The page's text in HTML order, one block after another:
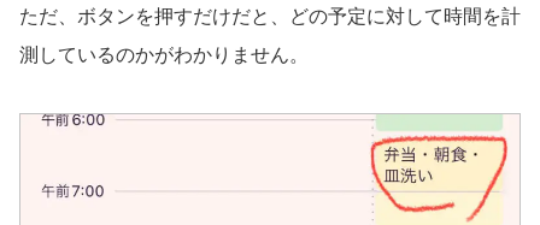
ただ、ボタンを押すだけだと、どの予定に対して時間を計
測しているのかがわかりません。